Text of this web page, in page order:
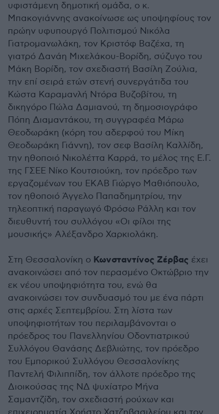
υφιστάμενη δημοτική ομάδα, ο κ.
Μπακογιάννης ανακοίνωσε ως υποψηφίους τον
πρώην υφυπουργό Πολιτισμού Νικόλα
Γιατρομανωλάκη, τον Κριστόφ Βαζέχα, τη
γιατρό Δανάη Μιχελάκου-Βορίδη, σύζυγο του
Μάκη Βορίδη, τον σχεδιαστή Βασίλη Ζούλια,
την επί σειρά ετών στενή συνεργάτιδα του
Κώστα Καραμανλή Ντόρα Βυζοβίτου, τη
δικηγόρο Πώλα Δαμιανού, τη δημοσιογράφο
Πόπη Διαμαντάκου, τη συγγραφέα Μάρω
Θεοδωράκη (κόρη του αδερφού του Μίκη
Θεοδωράκη Γιάννη), τον σεφ Βασίλη Καλλίδη,
την ηθοποιό Νικολέττα Καρρά, το μέλος της Ε.Γ.
της ΓΣΕΕ Νίκο Κουτσιούκη, τον πρόεδρο των
εργαζομένων του ΕΚΑΒ Γιώργο Μαθιόπουλο,
τον ηθοποιό Άγγελο Παπαδημητρίου, την
τηλεοπτική παραγωγό Φρόσω Ράλλη και τον
διευθυντή του συλλόγου «Οι φίλοι της
μουσικής» Αλέξανδρο Χαρκιολάκη.
Στη Θεσσαλονίκη ο Κωνσταντίνος Ζέρβας έχει
ανακοινώσει από τον περασμένο Οκτώβριο την
εκ νέου υποψηφιότητα του, ενώ θα
ανακοινώσει τον συνδυασμό του με ένα πάρτι
στις αρχές Σεπτεμβρίου. Στη λίστα των
υποψηφιοτήτων του περιλαμβάνονται ο
πρόεδρος του Πανελληνίου Οδοντιατρικού
Συλλόγου Θανάσης Δεβλιώτης, τον πρόεδρο
του Εμπορικού Συλλόγου Θεσσαλονίκης
Παντελή Φιλιππίδη, τον άλλοτε πρόεδρο της
Διοικούσας της ΝΔ ψυχίατρο Μήνα
Σαμαντζίδη, τον σχεδιαστή ρούχων και